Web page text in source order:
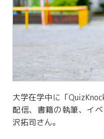
大学在学中に「
配信、書籍の執筆、イ
沢拓司さん。